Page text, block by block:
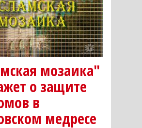
мозаика"
о защите
в
медресе